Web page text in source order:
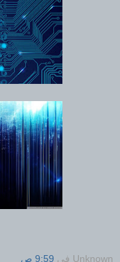
Unknown في 9:59 ص